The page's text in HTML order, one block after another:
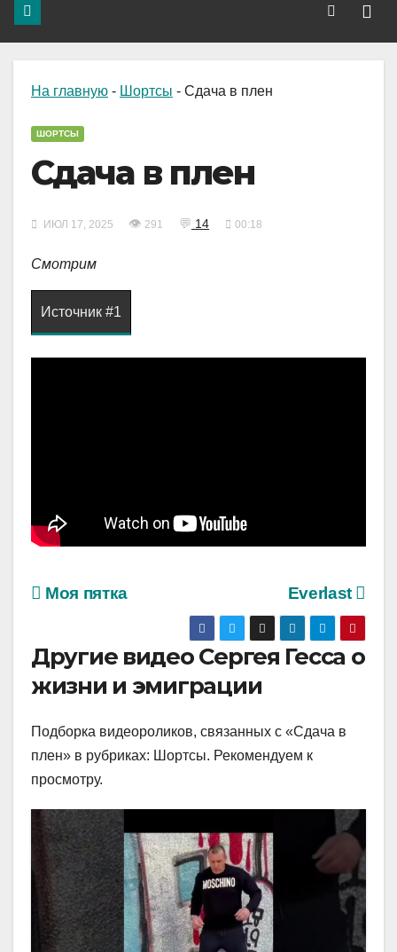
На главную - Шортсы - Сдача в плен
ШОРТСЫ
Сдача в плен
ИЮЛ 17, 2025 👁 291 💬 14 00:18
Смотрим
Источник #1
Everlast
Моя пятка
Другие видео Сергея Гесса о
жизни и эмиграции
Подборка видеороликов, связанных с «Сдача в
плен» в рубриках: Шортсы. Рекомендуем к
просмотру.